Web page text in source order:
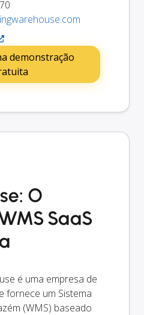
demonstração
O
SaaS
é uma empresa de
fornece um Sistema
(WMS) baseado